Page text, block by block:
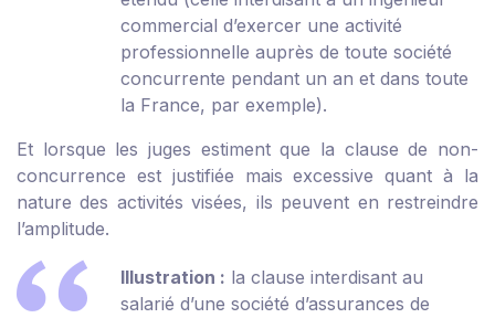
commercial d’exercer une activité
professionnelle auprès de toute société
concurrente pendant un an et dans toute
la France, par exemple).
Et lorsque les juges estiment que la clause de non-
concurrence est justifiée mais excessive quant à la
nature des activités visées, ils peuvent en restreindre
l’amplitude.
Illustration : la clause interdisant au
salarié d’une société d’assurances de